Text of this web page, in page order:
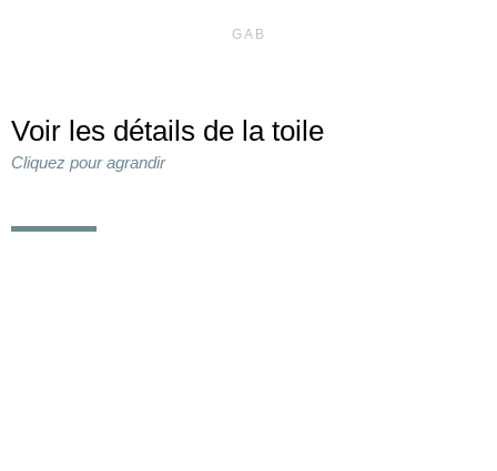
GAB
Voir les détails de la toile
Cliquez pour agrandir